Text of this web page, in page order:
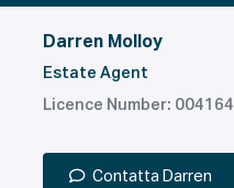
Darren Molloy
Estate Agent
Licence Number: 004164
Contatta Darren